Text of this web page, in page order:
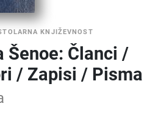
KNJIŽEVNOST
Šenoe: Članci /
/ Zapisi / Pisma